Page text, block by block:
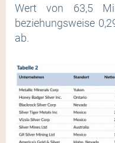
Wert von 63,5
beziehungsweise
ab.